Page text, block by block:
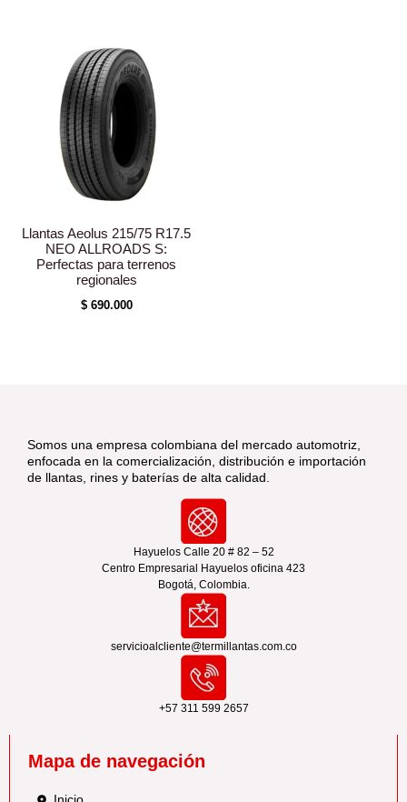
Llantas Aeolus 215/75 R17.5
NEO ALLROADS S:
Perfectas para terrenos
regionales
$690.000
Somos una empresa colombiana del mercado automotriz,
enfocada en la comercialización, distribución e importación
de llantas, rines y baterías de alta calidad.
Hayuelos Calle 20 # 82 – 52
Centro Empresarial Hayuelos oficina 423
Bogotá, Colombia.
servicioalcliente@termillantas.com.co
+57 311 599 2657
Mapa de navegación